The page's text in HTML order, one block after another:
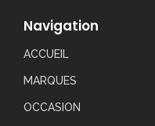
Navigation
ACCUEIL
MARQUES
OCCASION